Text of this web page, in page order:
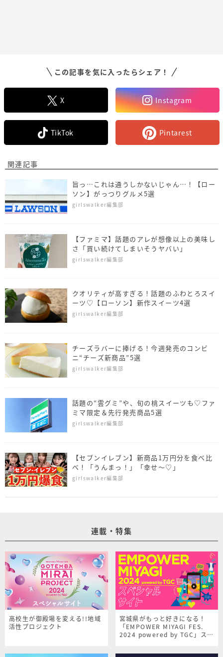
この記事を気に入ったらシェア！
X Instagram
TikTok Pintarest
関連記事
旨っ…これは通うしかないじゃん…！【ロー
ソン】がっつりグルメ5選
girlswalker編集部
【ファミマ】話題のアレが想像以上の美味し
さ「買い続けてしまいそうヤバい」
girlswalker編集部
クオリティが高すぎる！話題のふわとろスイ
ーツ♡【ローソン】新作スイーツ4選
girlswalker編集部
チーズラバーに捧げる！今週発売のコンビ
ニ“チーズ新商品”5選
girlswalker編集部
話題の“雲グミ”や、旬の桃スイーツも♡ファ
ミマ限定＆先行発売商品5選
girlswalker編集部
【セブンイレブン】新商品1万円分を食べ比
べ！「うんまっ！」「幸せ～♡」
girlswalker編集部
連載・特集
高校生が御殿場を変える!!地域
活性プロジェクト
宮城県がもっと好きになる！
「EMPOWER MIYAGI FES.
2024 powered by TGC」スペ